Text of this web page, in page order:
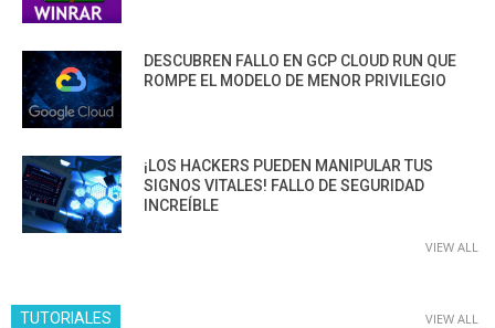
DESCUBREN FALLO EN GCP CLOUD RUN QUE
ROMPE EL MODELO DE MENOR PRIVILEGIO
¡LOS HACKERS PUEDEN MANIPULAR TUS
SIGNOS VITALES! FALLO DE SEGURIDAD
INCREÍBLE
VIEW ALL
TUTORIALES VIEW ALL